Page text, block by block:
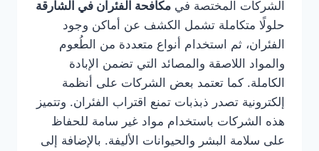
الشركات المختصة في مكافحة الفئران في الشارقة
حلولًا متكاملة تشمل الكشف عن أماكن وجود
الفئران، ثم استخدام أنواع متعددة من الطُعوم
والمواد اللاصقة والمصائد التي تضمن الإبادة
الكاملة. كما تعتمد بعض الشركات على أنظمة
إلكترونية تصدر ذبذبات تمنع اقتراب الفئران. وتتميز
هذه الشركات باستخدام مواد غير سامة للحفاظ
على سلامة البشر والحيوانات الأليفة. بالإضافة إلى